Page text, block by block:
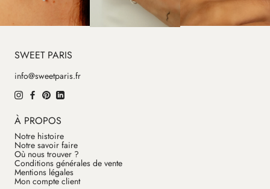
SWEET PARIS
info@sweetparis.fr
À PROPOS
Notre histoire
Notre savoir faire
Où nous trouver ?
Conditions générales de vente
Mentions légales
Mon compte client